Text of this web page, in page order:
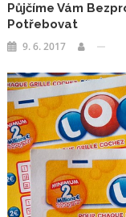
Půjčíme Vám
Potřebovat
9. 6. 2017